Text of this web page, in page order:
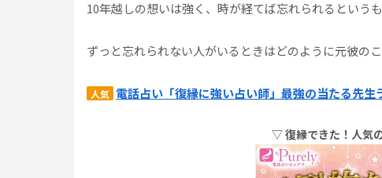
10年越しの想いは強く、時が経てば忘れられるという
ずっと忘れられない人がいるときはどのように元彼の
人気 電話占い「復縁に強い占い師」最強の当たる先生
▽ 復縁できた！人気